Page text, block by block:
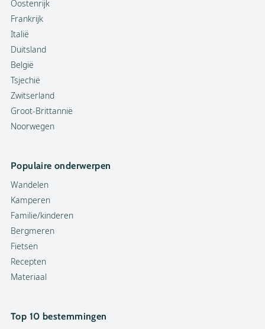
Oostenrijk
Frankrijk
Italië
Duitsland
België
Tsjechië
Zwitserland
Groot-Brittannië
Noorwegen
Populaire onderwerpen
Wandelen
Kamperen
Familie/kinderen
Bergmeren
Fietsen
Recepten
Materiaal
Top 10 bestemmingen